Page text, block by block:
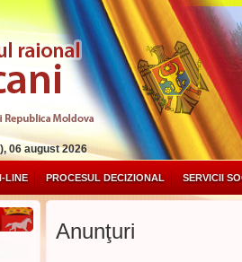
06 august 2026
LINE PROCESUL DECIZIONAL SERVICII
Anunţuri